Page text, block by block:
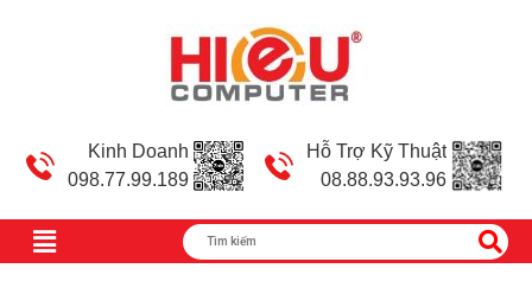
Kinh Doanh
098.77.99.189
Hỗ Trợ Kỹ Thuật
08.88.93.93.96